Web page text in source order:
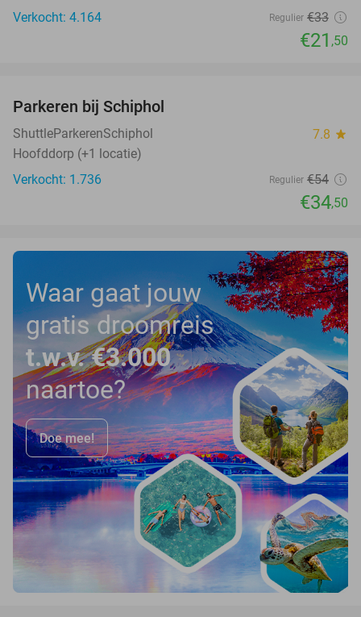
Verkocht: 4.164 Regulier €33
€21 ,50
Parkeren bij Schiphol
ShuttleParkerenSchiphol 7.8 star
Hoofddorp (+1 locatie)
Verkocht: 1.736
Regulier €54
€34,50
Waar gaat jouw
gratis droomreis
t.w.v. €3.000
naartoe?
Doe mee!